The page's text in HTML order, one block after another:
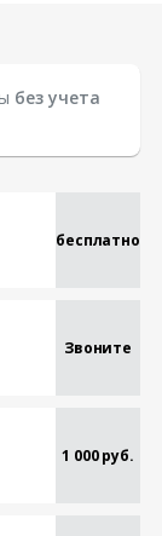
без учета
бесплатно
Звоните
1 000 руб.